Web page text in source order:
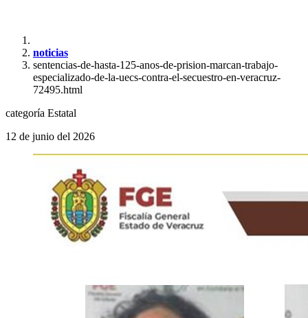
noticias
sentencias-de-hasta-125-anos-de-prision-marcan-trabajo-
especializado-de-la-uecs-contra-el-secuestro-en-veracruz-
72495.html
categoría Estatal
12 de junio del 2026